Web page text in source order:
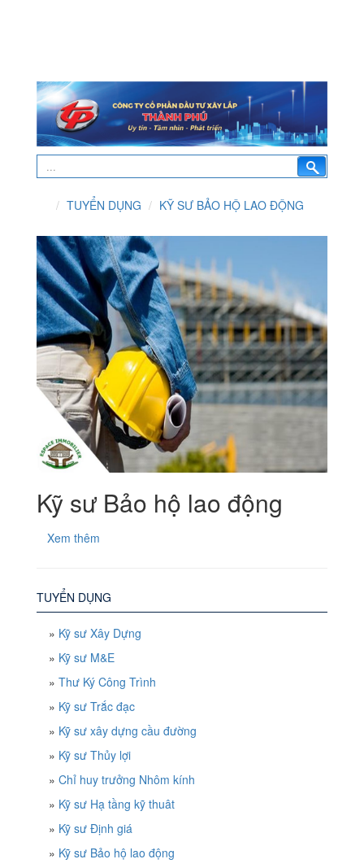
TUYỂN DỤNG KỸ SƯ BẢO HỘ LAO ĐỘNG
Kỹ sư Bảo hộ lao động
Xem thêm
TUYỂN DỤNG
» Kỹ sư Xây Dựng
» Kỹ sư M&E
» Thư Ký Công Trình
» Kỹ sư Trắc đạc
» Kỹ sư xây dựng cầu đường
» Kỹ sư Thủy lợi
» Chỉ huy trưởng Nhôm kính
» Kỹ sư Hạ tầng kỹ thuât
» Kỹ sư Định giá
» Kỹ sư Bảo hộ lao động